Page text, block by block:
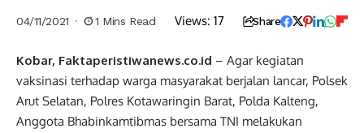
04/11/2021 1 Mins Read Views: 17 Share
Kobar, Faktaperistiwanews.co.id – Agar kegiatan
vaksinasi terhadap warga masyarakat berjalan lancar, Polsek
Arut Selatan, Polres Kotawaringin Barat, Polda Kalteng,
Anggota Bhabinkamtibmas bersama TNI melakukan